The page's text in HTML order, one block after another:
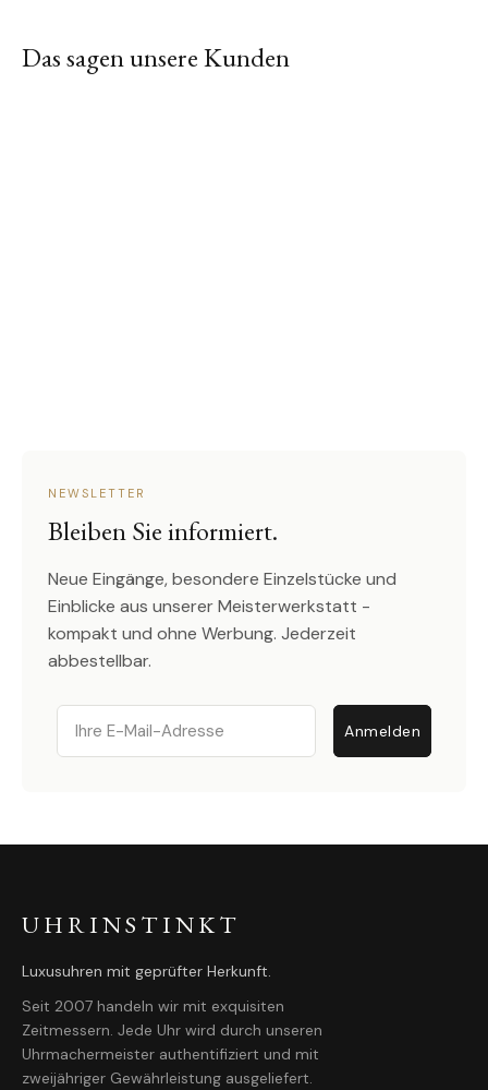
Das sagen unsere Kunden
NEWSLETTER
Bleiben Sie informiert.
Neue Eingänge, besondere Einzelstücke und
Einblicke aus unserer Meisterwerkstatt -
kompakt und ohne Werbung. Jederzeit
abbestellbar.
Email
Anmelden
UHRINSTINKT
Luxusuhren mit geprüfter Herkunft.
Seit 2007 handeln wir mit exquisiten
Zeitmessern. Jede Uhr wird durch unseren
Uhrmachermeister authentifiziert und mit
zweijähriger Gewährleistung ausgeliefert.